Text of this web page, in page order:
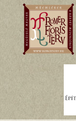
to
content